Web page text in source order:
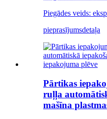
Piegādes veids:
pieprasījumsdetaļa
Pārtikas
ruļļa
mašīna